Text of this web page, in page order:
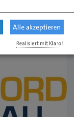
Alle akzeptieren
Realisiert mit Klaro!